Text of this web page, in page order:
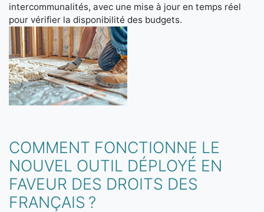
intercommunalités, avec une mise à jour en temps réel
pour vérifier la disponibilité des budgets.
COMMENT FONCTIONNE LE
NOUVEL OUTIL DÉPLOYÉ EN
FAVEUR DES DROITS DES
FRANÇAIS ?